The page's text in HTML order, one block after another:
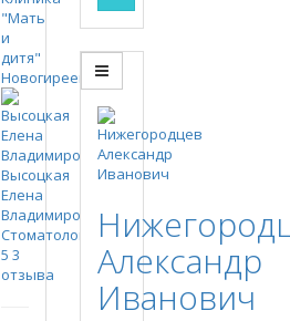
Высоцкая
Елена
Владимировна
Стоматолог
5 3
отзыва
Александр
Иванович